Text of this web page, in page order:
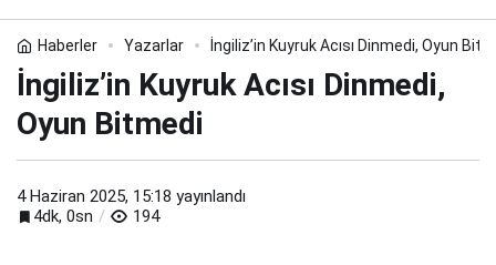
Haberler Yazarlar İngiliz’in Kuyruk Acısı Dinmedi, Oyun
İngiliz’in Kuyruk Acısı Dinmedi,
Oyun Bitmedi
4 Haziran 2025, 15:18 yayınlandı
4dk, 0sn
194